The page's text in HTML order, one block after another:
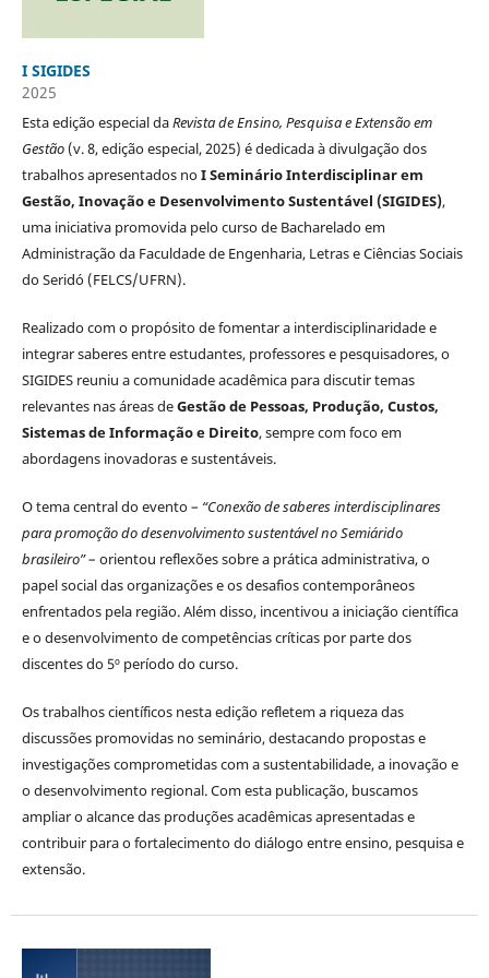
I SIGIDES
2025
Esta edição especial daRevista de Ensino, Pesquisa e Extensão em
Gestão(v. 8, edição especial, 2025) é dedicada à divulgação dos
trabalhos apresentados noI Seminário Interdisciplinar em
Gestão, Inovação e Desenvolvimento Sustentável (SIGIDES),
uma iniciativa promovida pelo curso de Bacharelado em
Administração da Faculdade de Engenharia, Letras e Ciências Sociais
do Seridó (FELCS/UFRN).
Realizado com o propósito de fomentar a interdisciplinaridade e
integrar saberes entre estudantes, professores e pesquisadores, o
SIGIDES reuniu a comunidade acadêmica para discutir temas
relevantes nas áreas deGestão de Pessoas, Produção, Custos,
Sistemas de Informação e Direito, sempre com foco em
abordagens inovadoras e sustentáveis.
O tema central do evento – “Conexão de saberes interdisciplinares
para promoção do desenvolvimento sustentável no Semiárido
brasileiro”– orientou reflexões sobre a prática administrativa, o
papel social das organizações e os desafios contemporâneos
enfrentados pela região. Além disso, incentivou a iniciação científica
e o desenvolvimento de competências críticas por parte dos
discentes do 5º período do curso.
Os trabalhos científicos nesta edição refletem a riqueza das
discussões promovidas no seminário, destacando propostas e
investigações comprometidas com a sustentabilidade, a inovação e
o desenvolvimento regional. Com esta publicação, buscamos
ampliar o alcance das produções acadêmicas apresentadas e
contribuir para o fortalecimento do diálogo entre ensino, pesquisa e
extensão.